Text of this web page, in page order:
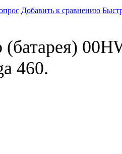
Добавить к сравнению
460.